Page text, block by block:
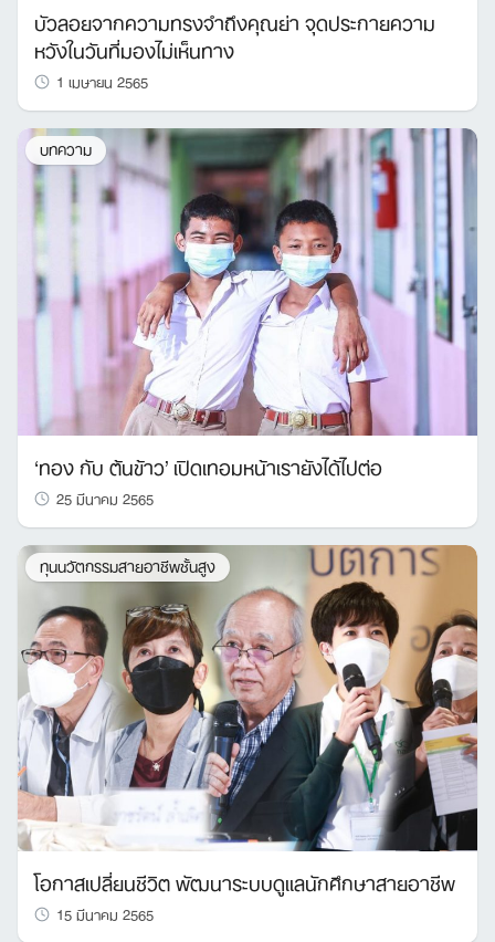
บัวลอยจากความทรงจำถึงคุณย่า จุดประกายความ
หวังในวันที่มองไม่เห็นทาง
1 เมษายน 2565
บทความ
‘ทอง กับ ต้นข้าว’ เปิดเทอมหน้าเรายังได้ไปต่อ
25 มีนาคม 2565
ทุนนวัตกรรมสายอาชีพชั้นสูง
โอกาสเปลี่ยนชีวิต พัฒนาระบบดูแลนักศึกษาสายอาชีพ
15 มีนาคม 2565